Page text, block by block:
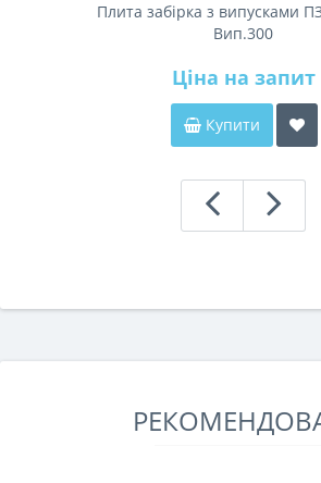
Плита забірка з випусками
Вип.300
Ціна на запит
Купити